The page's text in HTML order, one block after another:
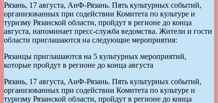
Рязань, 17 августа, АиФ-Рязань. Пять культурных событий,
организованных при содействии Комитета по культуре и
туризму Рязанской области, пройдут в регионе до конца
августа, напоминает пресс-служба ведомства. Жители и гости
области приглашаются на следующие мероприятия:
Рязанцы приглашаются на 5 культурных мероприятий,
которые пройдут в регионе до конца августа
Рязань, 17 августа, АиФ-Рязань. Пять культурных событий,
организованных при содействии Комитета по культуре и
туризму Рязанской области, пройдут в регионе до конца